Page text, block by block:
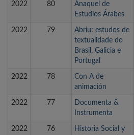
2022 80
Anaquel de
Estudios Árabes
2022 79
Abriu: estudos de
textualidade do
Brasil, Galicia e
Portugal
2022 78
Con A de
animación
2022 77
Documenta &
Instrumenta
2022 76
Historia Social y